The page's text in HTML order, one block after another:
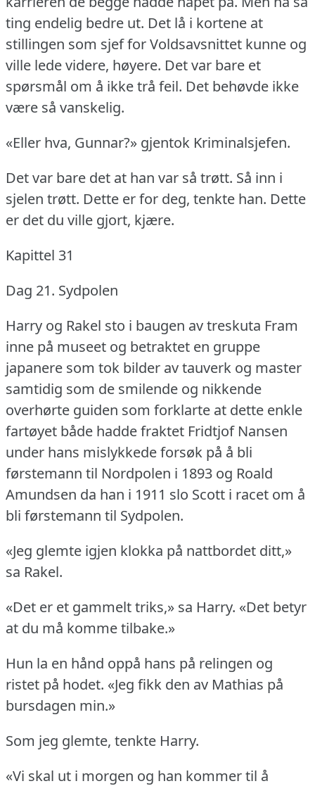
ting endelig bedre ut. Det lå i kortene at
stillingen som sjef for Voldsavsnittet kunne og
ville lede videre, høyere. Det var bare et
spørsmål om å ikke trå feil. Det behøvde ikke
være så vanskelig.
«Eller hva, Gunnar?» gjentok Kriminalsjefen.
Det var bare det at han var så trøtt. Så inn i
sjelen trøtt. Dette er for deg, tenkte han. Dette
er det du ville gjort, kjære.
Kapittel 31
Dag 21. Sydpolen
Harry og Rakel sto i baugen av treskuta Fram
inne på museet og betraktet en gruppe
japanere som tok bilder av tauverk og master
samtidig som de smilende og nikkende
overhørte guiden som forklarte at dette enkle
fartøyet både hadde fraktet Fridtjof Nansen
under hans mislykkede forsøk på å bli
førstemann til Nordpolen i 1893 og Roald
Amundsen da han i 1911 slo Scott i racet om å
bli førstemann til Sydpolen.
«Jeg glemte igjen klokka på nattbordet ditt,»
sa Rakel.
«Det er et gammelt triks,» sa Harry. «Det betyr
at du må komme tilbake.»
Hun la en hånd oppå hans på relingen og
ristet på hodet. «Jeg fikk den av Mathias på
bursdagen min.»
Som jeg glemte, tenkte Harry.
«Vi skal ut i morgen og han kommer til å